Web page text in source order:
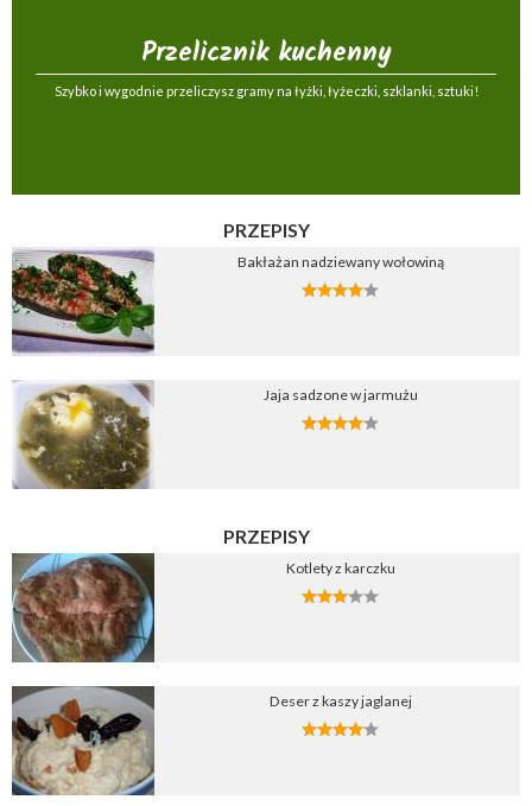
Przelicznik kuchenny
Szybko i wygodnie przeliczysz gramy na łyżki, łyżeczki, szklanki, sztuki!
PRZEPISY
Bakłażan nadziewany wołowiną
Jaja sadzone w jarmużu
PRZEPISY
Kotlety z karczku
Deser z kaszy jaglanej